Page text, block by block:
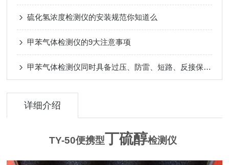
硫化氢浓度检测仪的安装规范你知道么
甲苯气体检测仪的9大注意事项
甲苯气体检测仪同时具备过压、防雷、短路、反接保护,安全使用有保证
详细介绍
TY-50便携型丁硫醇检测仪